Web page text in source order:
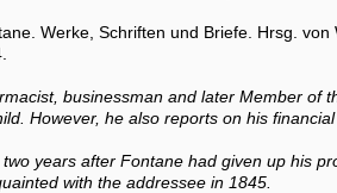
Werke, Schriften und Briefe. Hrsg. von
businessman and later Member of
However, he also reports on his
years after Fontane had given up his
with the addressee in 1845.